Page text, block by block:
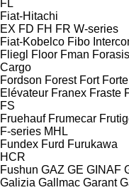
FL
Fiat-Hitachi
EX FD FH FR W-series
Fiat-Kobelco Fibo
Fliegl
Floor Fman Forasis
Cargo
Fordson Forest Fort Forte
Elévateur Franex Fraste
FS
Fruehauf Frumecar
F-series MHL
Fundex Furd Furukawa
HCR
Fushun GAZ GE GINAF
Galizia Gallmac Garant